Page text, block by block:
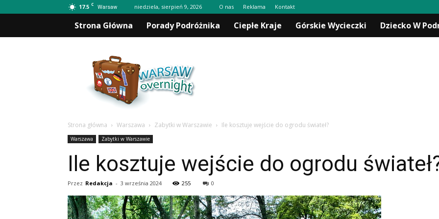
17.5 C Warsaw niedziela, sierpień 9, 2026 O nas Reklama Kontakt
Strona Główna Porady Podróżnika Ciepłe Kraje Górskie Wycieczki Dziecko W
Warsawovernight.pl
Strona główna Warszawa Zabytki w Warszawie Ile kosztuje wejście do ogrodu świateł?
Warszawa Zabytki w Warszawie
Ile kosztuje wejście do ogrodu
Przez Redakcja - 3 września 2024 255 0